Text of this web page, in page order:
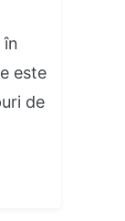
în
este
de